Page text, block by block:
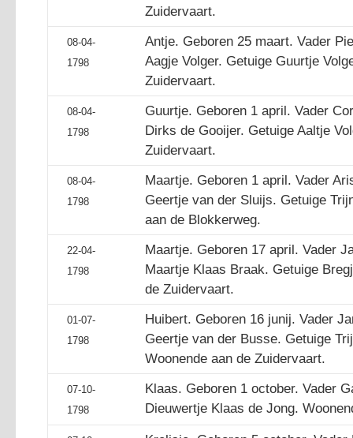
Zuidervaart.
08-04-
1798
Antje. Geboren 25 maart. Vader
Aagje Volger. Getuige Guurtje
Zuidervaart.
08-04-
1798
Guurtje. Geboren 1 april. Vader
Dirks de Gooijer. Getuige Aaltje
Zuidervaart.
08-04-
1798
Maartje. Geboren 1 april. Vader
Geertje van der Sluijs. Getuige
aan de Blokkerweg.
22-04-
1798
Maartje. Geboren 17 april. Vader
Maartje Klaas Braak. Getuige
de Zuidervaart.
01-07-
1798
Huibert. Geboren 16 junij. Vader
Geertje van der Busse. Getuige
Woonende aan de Zuidervaart.
07-10-
1798
Klaas. Geboren 1 october. Vader
Dieuwertje Klaas de Jong.